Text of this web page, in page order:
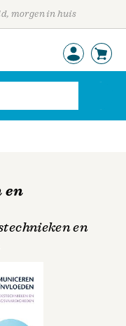
morgen in huis
en
en